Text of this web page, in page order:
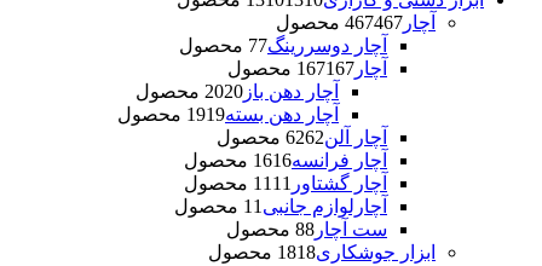
آچار
467467 محصول
آچار دوسررینگ 77 محصول
آچار
167167 محصول
آچار دهن باز
2020 محصول
آچار دهن بسته
1919 محصول
آچار آلن
6262 محصول
آچار فرانسه
1616 محصول
آچار گشتاور
11 11 محصول
آچارلوازم جانبی
1 1 محصول
ست آچار
88 محصول
ابزار جوشکاری
1818 محصول